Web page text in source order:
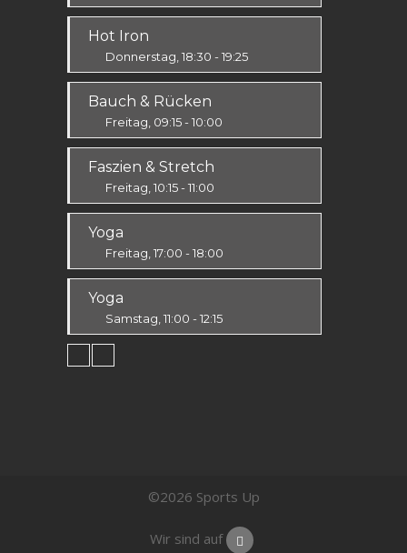
Fit & Vital
Alle
Hot Iron
Donnerstag, 18:30 - 19:25
Ausdauer & Kraft
Mittelstufe
Bauch & Rücken
Freitag, 09:15 - 10:00
Fit & Vital
Alle
Faszien & Stretch
Freitag, 10:15 - 11:00
Fit & Vital
Alle
Yoga
Freitag, 17:00 - 18:00
Körper & Geist
Alle
Yoga
Samstag, 11:00 - 12:15
Körper & Geist
Alle
©2026 Sports Up
Wir sind auf